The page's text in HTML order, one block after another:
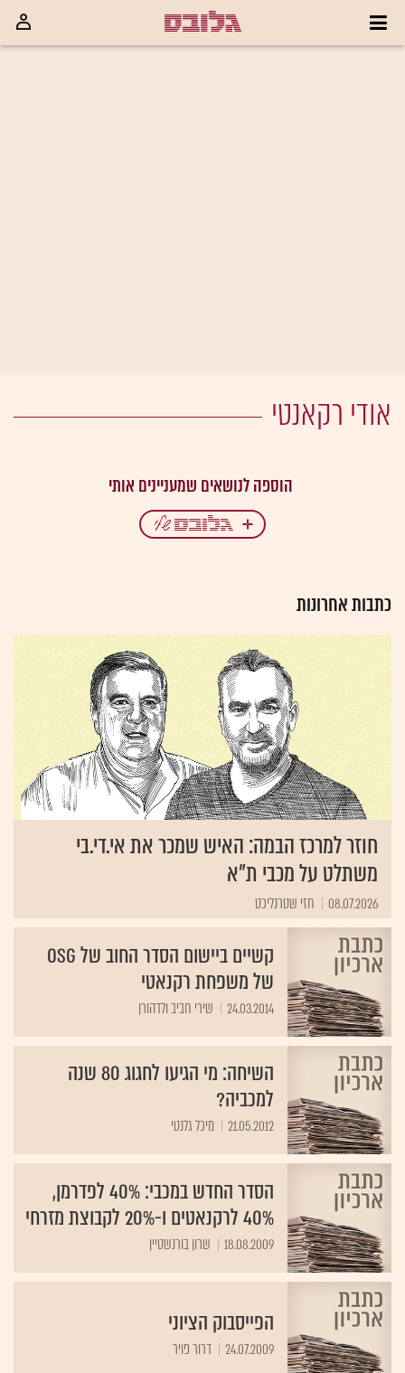
אודי רקאנטי
כתבות אחרונות
חוזר למרכז הבמה: האיש שמכר את אי.די.בי
משתלט על מכבי ת"א
08.07.2026 חזי שטרנליכט
קשיים ביישום הסדר החוב של OSG
של משפחת רקנאטי
24.03.2014 שירי חביב ולדהורן
השיחה: מי הגיעו לחגוג 80 שנה
למכביה?
21.05.2012 מיכל גלנטי
הסדר החדש במכבי: 40% לפדרמן,
40% לרקנאטים ו-20% לקבוצת מזרחי
18.08.2009 שרון בורנשטיין
הפייסבוק הציוני
24.07.2009 דרור פויר